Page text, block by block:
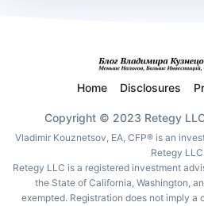
Home Disclosures
Copyright © 2023 Retegy
Vladimir Kouznetsov, EA, CFP® is an
Retegy
Retegy LLC is a registered investment
the State of California, Washington,
exempted. Registration does not imply a